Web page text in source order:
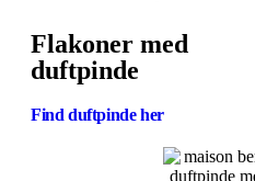
Flakoner med
duftpinde
Find duftpinde her